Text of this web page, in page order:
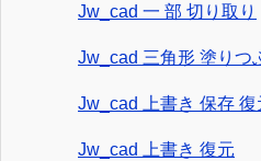
Jw_cad 一 部 切り取り
Jw_cad 三角形 塗りつ
Jw_cad 上書き 保存 復
Jw_cad 上書き 復元